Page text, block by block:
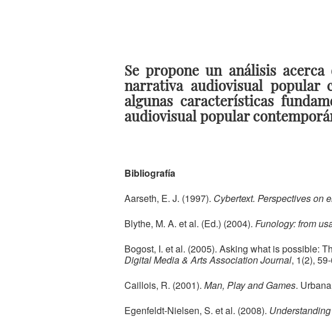
Se propone un análisis
narrativa audiovisual popular
algunas características
audiovisual popular
Bibliografía
Aarseth, E. J. (1997). Cybertext. Perspectives on
Blythe, M. A. et al. (Ed.) (2004). Funology: from
Bogost, I. et al. (2005). Asking what is possible:
Digital Media & Arts Association Journal, 1(2),
Caillois, R. (2001). Man, Play and Games.
Egenfeldt-Nielsen, S. et al. (2008).